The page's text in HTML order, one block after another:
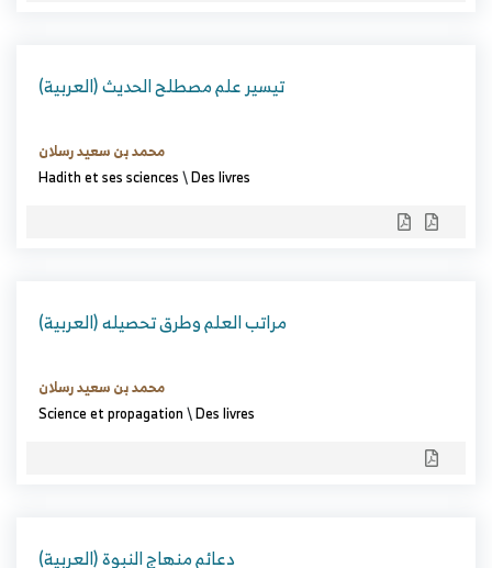
(العربية) تيسير علم مصطلح الحديث
محمد بن سعيد رسلان
Hadith et ses sciences\Des livres
(العربية) مراتب العلم وطرق تحصيله
محمد بن سعيد رسلان
Science et propagation\Des livres
(العربية) دعائم منهاج النبوة